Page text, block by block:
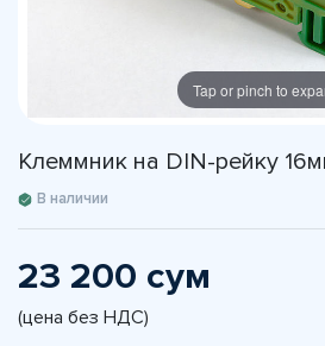
Tap or pinch to
Клеммник на DIN-рейку
В наличии
23 200 сум
(цена без НДС)